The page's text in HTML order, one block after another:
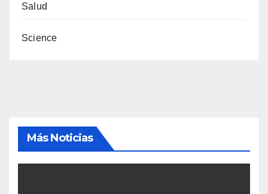
Salud
Science
Más Noticias